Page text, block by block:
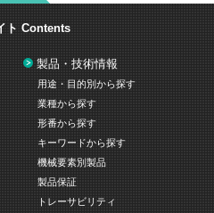
ト Contents
製品・技術情報
用途・目的別から探す
業種から探す
形番から探す
キーワードから探す
機械要素別製品
製品保証
トレーサビリティ